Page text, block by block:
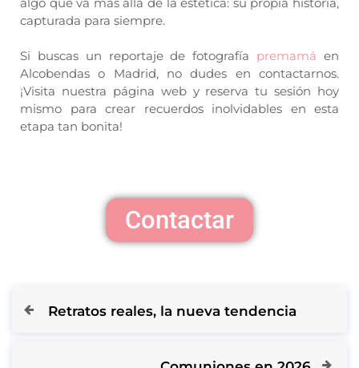
capturada para siempre.
Si buscas un reportaje de fotografía premamáen
Alcobendas o Madrid, no dudes en contactarnos.
¡Visita nuestra página web y reserva tu sesión hoy
mismo para crear recuerdos inolvidables en esta
etapa tan bonita!
Contactar
Retratos reales, la nueva tendencia